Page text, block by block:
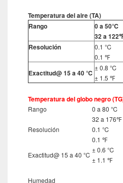
Temperatura del aire (TA)
Rango
0 a 50℃
32 a
Resolución
0.1 ℃
0.1 ℉
Exactitud@ 15 a 40 ℃
± 0.8 ℃
± 1.5 ℉
Temperatura del globo negro
Rango
0 a 80 ℃
32 a 176℉
Resolución
0.1 ℃
0.1 ℉
Exactitud@ 15 a 40 ℃
± 0.6 ℃
± 1.1 ℉
Humedad